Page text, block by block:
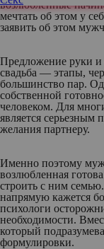
возлюбленные
мечтать об этом у
заявить об этом
Предложение руки и
свадьба — этапы,
большинство пар.
собственной
человеком. Для
является серьезным
желания партнеру.
Именно поэтому
возлюбленная
строить с ним
напрямую кажется
психологи
необходимости.
который
формулировки.